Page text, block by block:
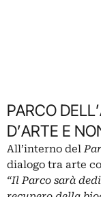
PARCO
D’ARTE E
All’interno del
dialogo tra arte
“Il Parco sarà